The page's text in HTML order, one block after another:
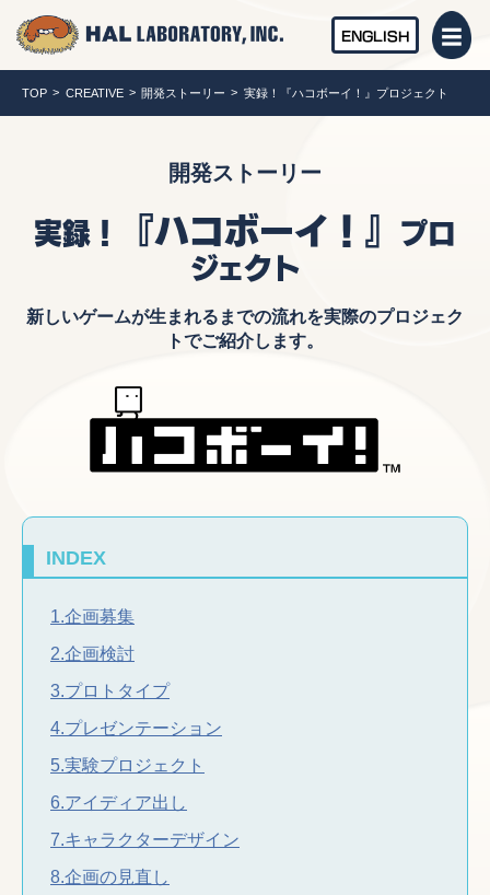
ENGLISH
TOP CREATIVE 開発ストーリー 実録！『ハコボーイ！』プロジェクト
開発ストーリー
実録！ 『ハコボーイ！』 プロ
ジェクト
新しいゲームが生まれるまでの流れを実際のプロジェク
トでご紹介します。
INDEX
1.企画募集
2.企画検討
3.プロトタイプ
4.プレゼンテーション
5.実験プロジェクト
6.アイディア出し
7.キャラクターデザイン
8.企画の見直し